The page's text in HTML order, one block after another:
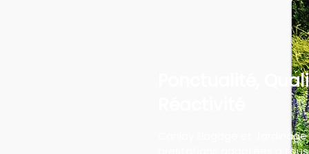
Ponctualité,
Canlay Élagage et
prestations adaptées à